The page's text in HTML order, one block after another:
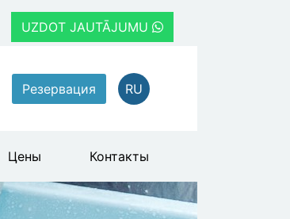
UZDOT JAUTĀJUMU
Резервация RU
Цены Контакты